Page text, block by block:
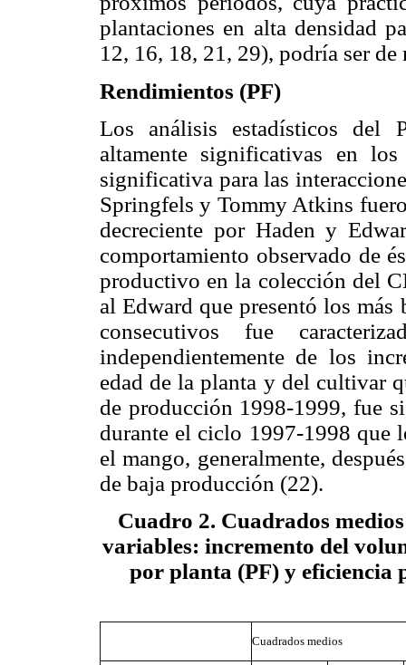
plantaciones en alta densidad
12, 16, 18, 21, 29), podría ser
Rendimientos (PF)
Los análisis estadísticos del
altamente significativas en
significativa para las
Springfels y Tommy Atkins
decreciente por Haden y
comportamiento observado de
productivo en la colección del
al Edward que presentó los
consecutivos fue
independientemente de los
edad de la planta y del cultivar
de producción 1998-1999, fue
durante el ciclo 1997-1998 que
el mango, generalmente,
de baja producción (22).
Cuadro 2. Cuadrados
variables: incremento del
por planta (PF) y eficiencia
Cuadrados medios